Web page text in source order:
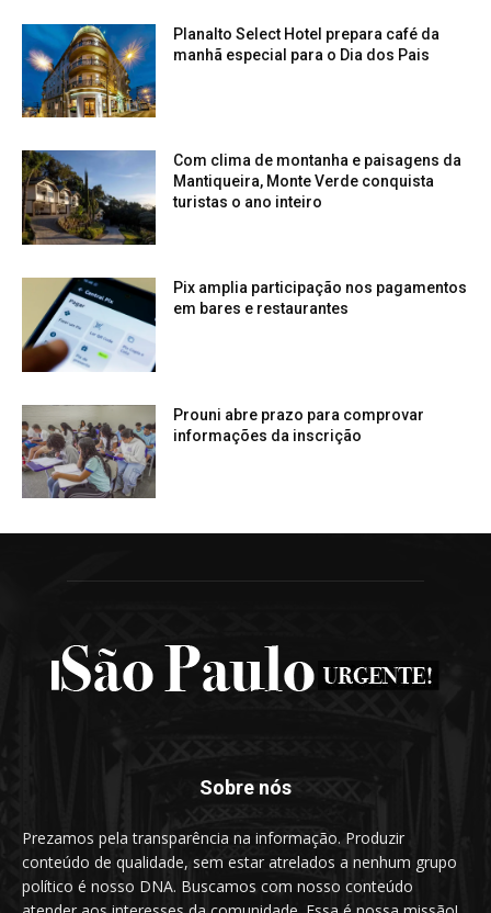
Planalto Select Hotel prepara café da
manhã especial para o Dia dos Pais
Com clima de montanha e paisagens da
Mantiqueira, Monte Verde conquista
turistas o ano inteiro
Pix amplia participação nos pagamentos
em bares e restaurantes
Prouni abre prazo para comprovar
informações da inscrição
Sobre nós
Prezamos pela transparência na informação. Produzir
conteúdo de qualidade, sem estar atrelados a nenhum grupo
político é nosso DNA. Buscamos com nosso conteúdo